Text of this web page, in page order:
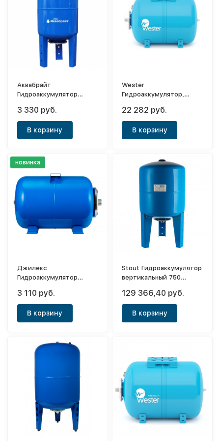
Аквабрайт
Гидроаккумулятор
(мембрана EPDM и
фланец сталь.)
3 330 руб.
В корзину
Wester
Гидроаккумулятор,
150 (0-14-0997X)
22 282 руб.
В корзину
новинка
Джилекс
Гидроаккумулятор
«ХИТ»
3 110 руб.
В корзину
Stout Гидроаккумулятор
вертикальный 750
129 366,40 руб.
В корзину